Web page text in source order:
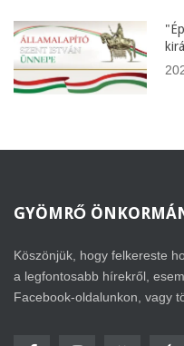
GYÖMRŐ
Köszönjük, hogy felkereste
a legfontosabb hírekről,
Facebook-oldalunkon, vagy